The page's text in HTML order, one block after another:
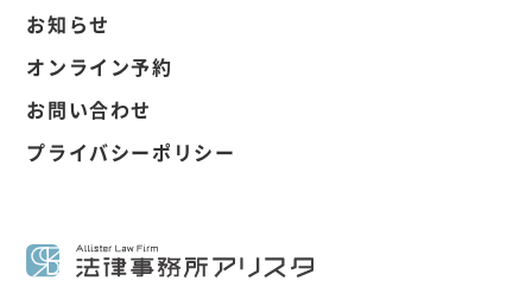
お知らせ
オンライン予約
お問い合わせ
プライバシーポリシー